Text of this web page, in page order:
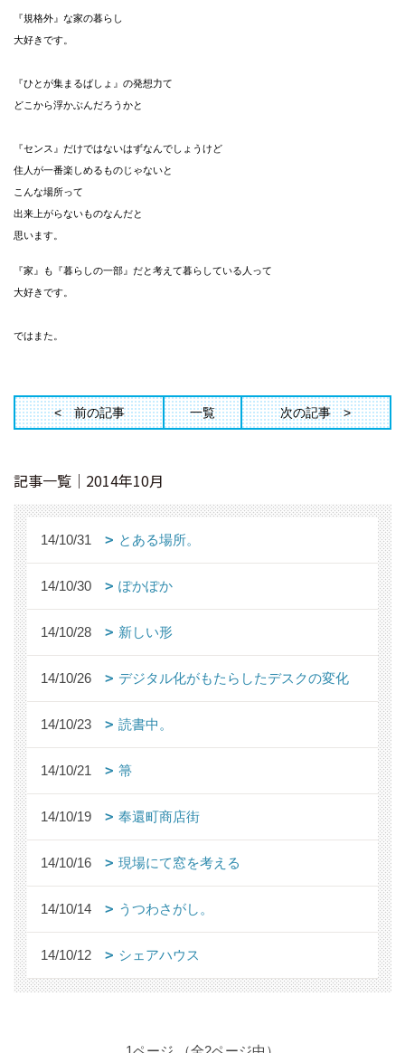
『規格外』な家の暮らし
大好きです。
『ひとが集まるばしょ』の発想力て
どこから浮かぶんだろうかと
『センス』だけではないはずなんでしょうけど
住人が一番楽しめるものじゃないと
こんな場所って
出来上がらないものなんだと
思います。
『家』も『暮らしの一部』だと考えて暮らしている人って
大好きです。
ではまた。
前の記事 一覧 次の記事
記事一覧｜2014年10月
14/10/31 とある場所。
14/10/30 ぽかぽか
14/10/28 新しい形
14/10/26 デジタル化がもたらしたデスクの変化
14/10/23 読書中。
14/10/21 箒
14/10/19 奉還町商店街
14/10/16 現場にて窓を考える
14/10/14 うつわさがし。
14/10/12 シェアハウス